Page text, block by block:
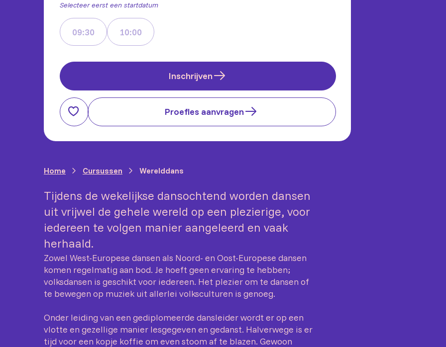
Selecteer eerst een startdatum
09:30 10:00
Inschrijven
Proefles aanvragen
Home Cursussen Werelddans
Tijdens de wekelijkse dansochtend worden dansen
uit vrijwel de gehele wereld op een plezierige, voor
iedereen te volgen manier aangeleerd en vaak
herhaald.
Zowel West-Europese dansen als Noord- en Oost-Europese dansen
komen regelmatig aan bod. Je hoeft geen ervaring te hebben;
volksdansen is geschikt voor iedereen. Het plezier om te dansen of
te bewegen op muziek uit allerlei volksculturen is genoeg.
Onder leiding van een gediplomeerde dansleider wordt er op een
vlotte en gezellige manier lesgegeven en gedanst. Halverwege is er
tijd voor een kopje koffie om even stoom af te blazen. Gewoon